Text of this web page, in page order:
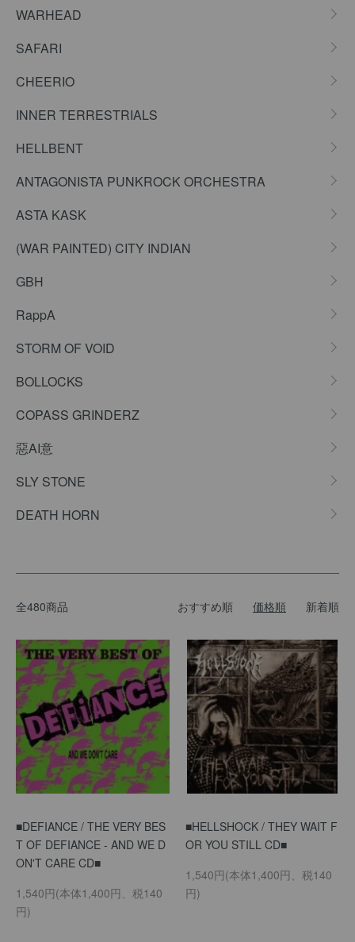
WARHEAD
SAFARI
CHEERIO
INNER TERRESTRIALS
HELLBENT
ANTAGONISTA PUNKROCK ORCHESTRA
ASTA KASK
(WAR PAINTED) CITY INDIAN
GBH
RappA
STORM OF VOID
BOLLOCKS
COPASS GRINDERZ
惡AI意
SLY STONE
DEATH HORN
全480商品 おすすめ順 価格順 新着順
■DEFIANCE / THE VERY BES
T OF DEFIANCE - AND WE D
ON'T CARE CD■
1,540円(本体1,400円、税140
円)
■HELLSHOCK / THEY WAIT F
OR YOU STILL CD■
1,540円(本体1,400円、税140
円)